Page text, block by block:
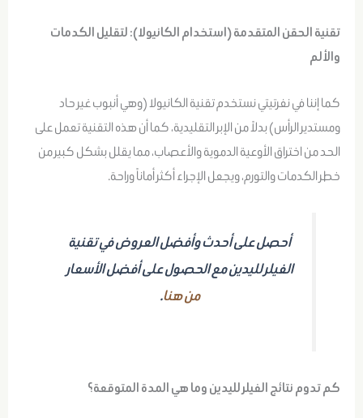
تقنية الحقن المتقدمة (استخدام الكانيولا): لتقليل الكدمات
والألم
كما إننا في نفرتيتي نستخدم تقنية الكانيولا (وهي أنبوب غير حاد
ومستدير الرأس) بدلاً من الإبر التقليدية، كما أن هذه التقنية تعمل على
الحد من اختراق الأوعية الدموية والأعصاب، مما يقلل بشكل كبير من
خطر الكدمات والتورم، ويجعل الإجراء أكثر أماناً وراحة.
أحصل على أحدث وأفضل العروض في تقنية
الفيلر لليدين مع الحصول على أفضل الأسعار
من هنا.
كم تدوم نتائج الفيلر لليدين وما هي المدة المتوقعة؟